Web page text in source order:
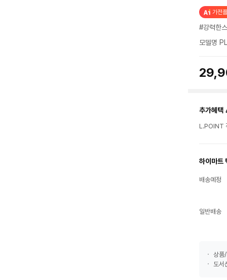
가전
#강력한
모델명
추가혜택
L.POINT
하이마트
배송예정
일반배송
상품
도서